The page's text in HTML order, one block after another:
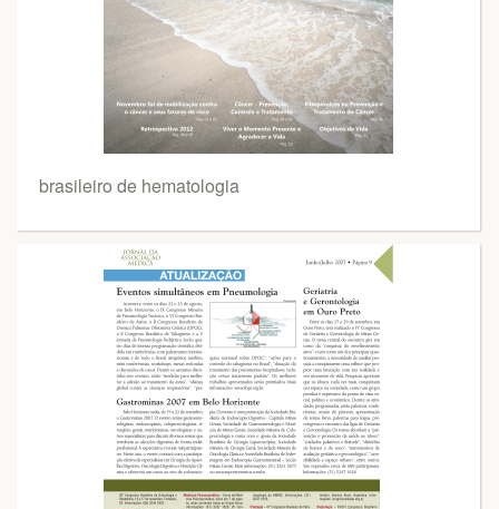
brasileiro de hematologia